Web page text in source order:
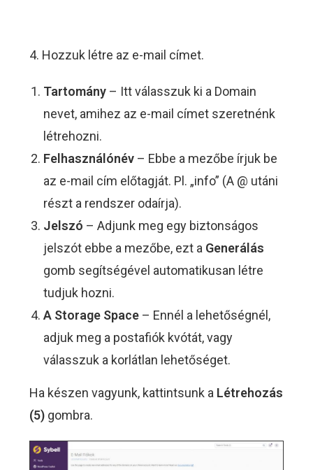
4. Hozzuk létre az e-mail címet.
Tartomány – Itt válasszuk ki a Domain
nevet, amihez az e-mail címet szeretnénk
létrehozni.
Felhasználónév – Ebbe a mezőbe írjuk be
az e-mail cím előtagját. Pl. „info” (A @ utáni
részt a rendszer odaírja).
Jelszó – Adjunk meg egy biztonságos
jelszót ebbe a mezőbe, ezt a Generálás
gomb segítségével automatikusan létre
tudjuk hozni.
A Storage Space – Ennél a lehetőségnél,
adjuk meg a postafiók kvótát, vagy
válasszuk a korlátlan lehetőséget.
Ha készen vagyunk, kattintsunk a Létrehozás
(5) gombra.